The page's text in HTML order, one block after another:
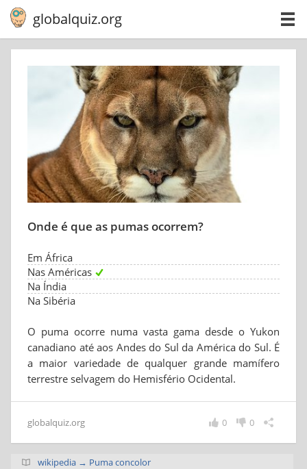
globalquiz.org
Onde é que as pumas ocorrem?
Em África
Nas Américas
Na Índia
Na Sibéria
O puma ocorre numa vasta gama desde o Yukon
canadiano até aos Andes do Sul da América do Sul. É
a maior variedade de qualquer grande mamífero
terrestre selvagem do Hemisfério Ocidental.
globalquiz.org 0
0
wikipedia → Puma concolor